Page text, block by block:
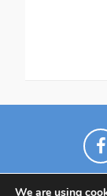
We are using